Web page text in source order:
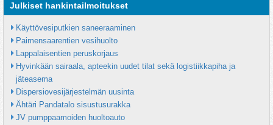
Julkiset hankintailmoitukset
Käyttövesiputkien saneeraaminen
Paimensaarentien vesihuolto
Lappalaisentien peruskorjaus
Hyvinkään sairaala, apteekin uudet tilat sekä logistiikkapiha ja
jäteasema
Dispersiovesijärjestelmän uusinta
Ähtäri Pandatalo sisustusurakka
JV pumppaamoiden huoltoauto